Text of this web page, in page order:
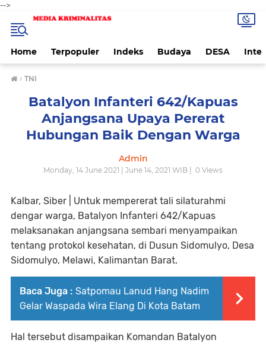
-->
Home Terpopuler Indeks Budaya DESA
› TNI
Batalyon Infanteri 642/Kapuas
Anjangsana Upaya Pererat
Hubungan Baik Dengan Warga
Admin
Monday, 14 June 2021 | June 14, 2021 WIB | 0 Views
Kalbar, Siber | Untuk mempererat tali silaturahmi
dengar warga, Batalyon Infanteri 642/Kapuas
melaksanakan anjangsana sembari menyampaikan
tentang protokol kesehatan, di Dusun Sidomulyo, Desa
Sidomulyo, Melawi, Kalimantan Barat.
Baca Juga : Satpomau Lanud Hang Nadim
Gelar Waspada Wira Elang Di Kota Batam
Hal tersebut disampaikan Komandan Batalyon